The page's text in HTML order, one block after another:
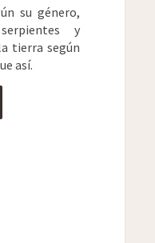
su género,
y
tierra según
así.